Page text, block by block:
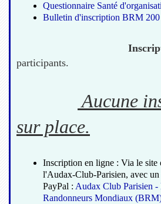
Questionnaire Santé
Bulletin d'inscription BRM 200
participants.
Aucune
sur place.
Inscription en ligne : Via le site
l'Audax-Club-Parisien, avec un
PayPal : Audax Club Parisien -
Randonneurs Mondiaux